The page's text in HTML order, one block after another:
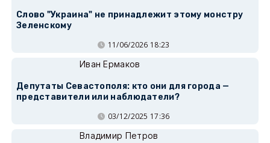
Слово "Украина" не принадлежит этому монстру
Зеленскому
11/06/2026 18:23
Иван Ермаков
Депутаты Севастополя: кто они для города —
представители или наблюдатели?
03/12/2025 17:36
Владимир Петров